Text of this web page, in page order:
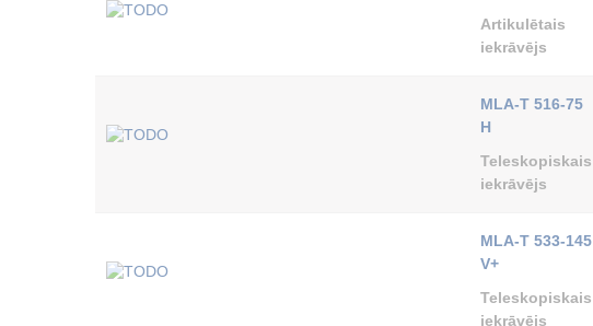
Artikulētais
iekrāvējs
MLA-T 516-75
H
Teleskopiskais
iekrāvējs
MLA-T 533-145
V+
Teleskopiskais
iekrāvējs